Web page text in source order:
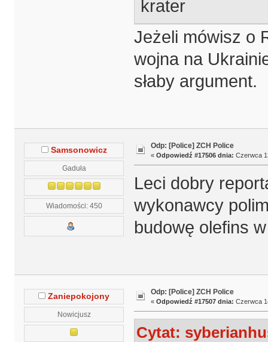
krater
Jeżeli mówisz o
wojna na
słaby argument.
Samsonowicz
Gaduła
Wiadomości: 450
Odp: [Police] ZCH Police
« Odpowiedź #17506 dnia: Czerwca
Leci dobry
wykonawcy
budowę olefins w
Zaniepokojony
Nowicjusz
Odp: [Police] ZCH Police
« Odpowiedź #17507 dnia: Czerwca
Cytat: